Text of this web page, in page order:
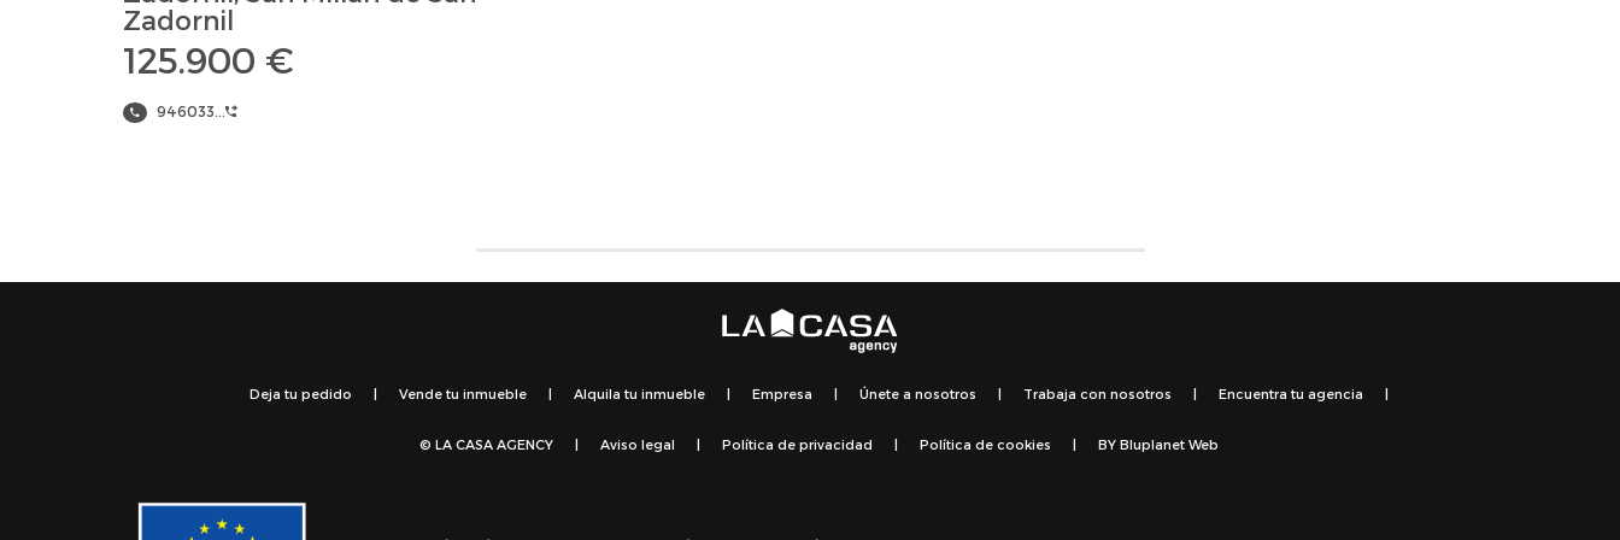
Zadornil
125.900 €
946033...
Deja tu pedido | Vende tu inmueble | Alquila tu inmueble | Empresa | Únete a nosotros | Trabaja con nosotros | Encuentra tu agencia |
© LA CASA AGENCY | Aviso legal | Política de privacidad | Política de cookies | BY Bluplanet Web